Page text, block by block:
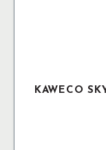
KAWECO